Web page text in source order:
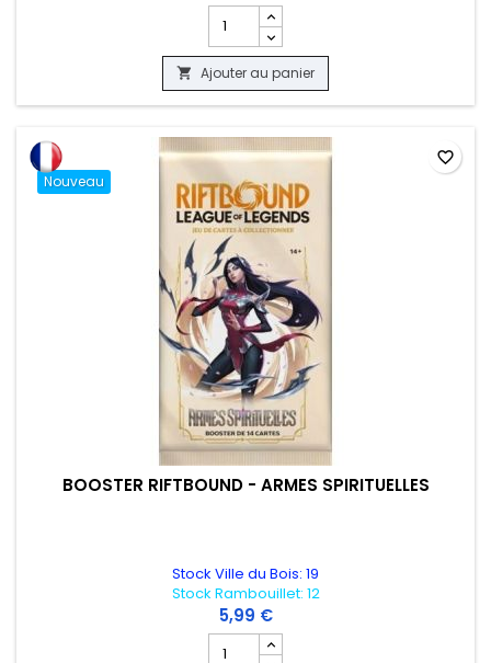
Champ quantité du produit DISPLAY
 Ajouter au panier
Nouveau
BOOSTER RIFTBOUND - ARMES SPIRITUELLES
Stock Ville du Bois: 19
Stock Rambouillet: 12
5,99 €
Champ quantité du produit BOOSTER
favorite_border